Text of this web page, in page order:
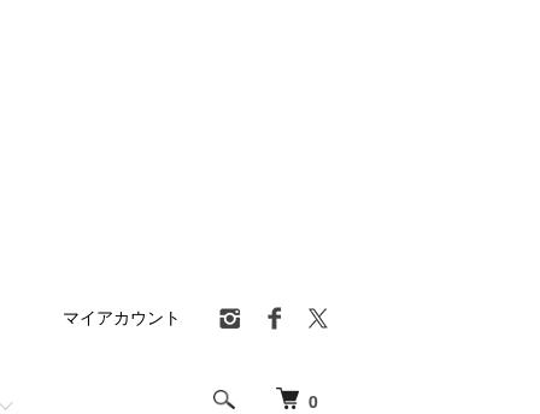
0
マイアカウント